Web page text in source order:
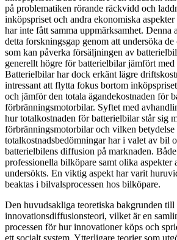
på problematiken rörande räckvidd och
inköpspriset och andra ekonomiska
har inte fått samma uppmärksamhet. Denna
detta forskningsgap genom att undersöka
som kan påverka försäljningen av
generellt högre för batterielbilar jämfört
Batterielbilar har dock erkänt lägre
intressant att flytta fokus bortom
och jämför den totala ägandekostnaden för
förbränningsmotorbilar. Syftet med
hur totalkostnaden för batterielbilar står sig
förbränningsmotorbilar och vilken betydelse
totalkostnadsbedömningar har i valet av bil
batterielbilens diffusion på marknaden.
professionella bilköpare samt olika aspekter
undersökts. En viktig aspekt har varit
beaktas i bilvalsprocessen hos bilköpare.
Den huvudsakliga teoretiska bakgrunden
innovationsdiffusionsteori, vilket är en
processen för hur innovationer köps och
ett socialt system. Ytterligare teorier som